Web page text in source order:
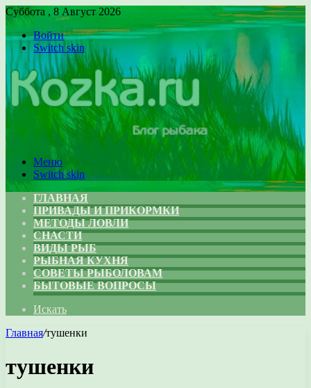
Суббота , 8 Август 2026
Войти
Switch skin
Меню
Switch skin
ГЛАВНАЯ
ПРИВАДЫ И ПРИКОРМКИ
МЕТОДЫ ЛОВЛИ
СНАСТИ
ВИДЫ РЫБ
РЫБНАЯ КУХНЯ
СОВЕТЫ РЫБОЛОВАМ
БЫТОВЫЕ ВОПРОСЫ
Искать
Главная/тушенки
тушенки